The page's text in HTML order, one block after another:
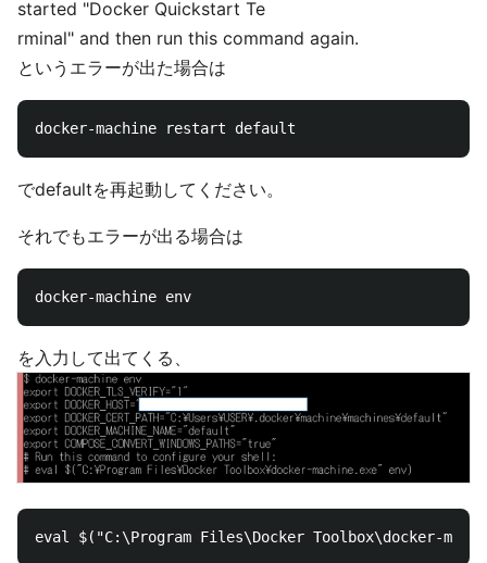
started "Docker Quickstart Te
rminal" and then run this command again.
というエラーが出た場合は
でdefaultを再起動してください。
それでもエラーが出る場合は
を入力して出てくる、